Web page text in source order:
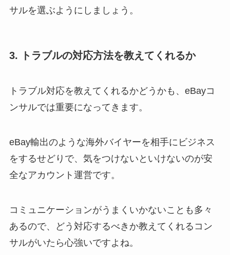
サルを選ぶようにしましょう。
3. トラブルの対応方法を教えてくれるか
トラブル対応を教えてくれるかどうかも、eBayコ
ンサルでは重要になってきます。
eBay輸出のような海外バイヤーを相手にビジネス
をするせどりで、気をつけないといけないのが安
全なアカウント運営です。
コミュニケーションがうまくいかないことも多々
あるので、どう対応するべきか教えてくれるコン
サルがいたら心強いですよね。